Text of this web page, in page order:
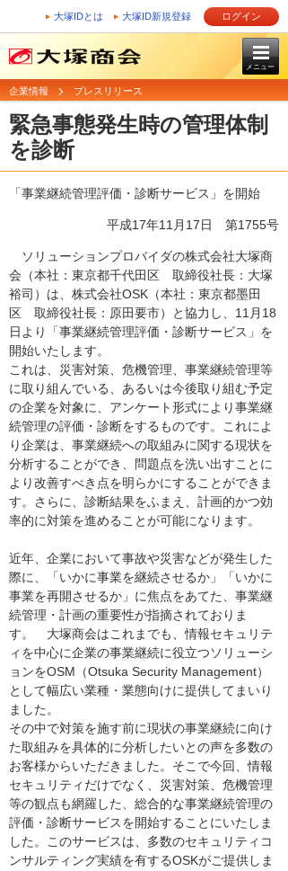
大塚IDとは 大塚ID新規登録 ログイン
メニュー
企業情報 プレスリリース
緊急事態発生時の管理体制
を診断
「事業継続管理評価・診断サービス」を開始
平成17年11月17日 第1755号
ソリューションプロバイダの株式会社大塚商
会（本社：東京都千代田区 取締役社長：大塚
裕司）は、株式会社OSK（本社：東京都墨田
区 取締役社長：原田要市）と協力し、11月18
日より「事業継続管理評価・診断サービス」を
開始いたします。
これは、災害対策、危機管理、事業継続管理等
に取り組んでいる、あるいは今後取り組む予定
の企業を対象に、アンケート形式により事業継
続管理の評価・診断をするものです。これによ
り企業は、事業継続への取組みに関する現状を
分析することができ、問題点を洗い出すことに
より改善すべき点を明らかにすることができま
す。さらに、診断結果をふまえ、計画的かつ効
率的に対策を進めることが可能になります。
近年、企業において事故や災害などが発生した
際に、「いかに事業を継続させるか」「いかに
事業を再開させるか」に焦点をあてた、事業継
続管理・計画の重要性が指摘されておりま
す。 大塚商会はこれまでも、情報セキュリテ
ィを中心に企業の事業継続に役立つソリューシ
ョンをOSM（Otsuka Security Management）
として幅広い業種・業態向けに提供してまいり
ました。
その中で対策を施す前に現状の事業継続に向け
た取組みを具体的に分析したいとの声を多数の
お客様からいただきました。そこで今回、情報
セキュリティだけでなく、災害対策、危機管理
等の観点も網羅した、総合的な事業継続管理の
評価・診断サービスを開始することにいたしま
した。このサービスは、多数のセキュリティコ
ンサルティング実績を有するOSKがご提供しま